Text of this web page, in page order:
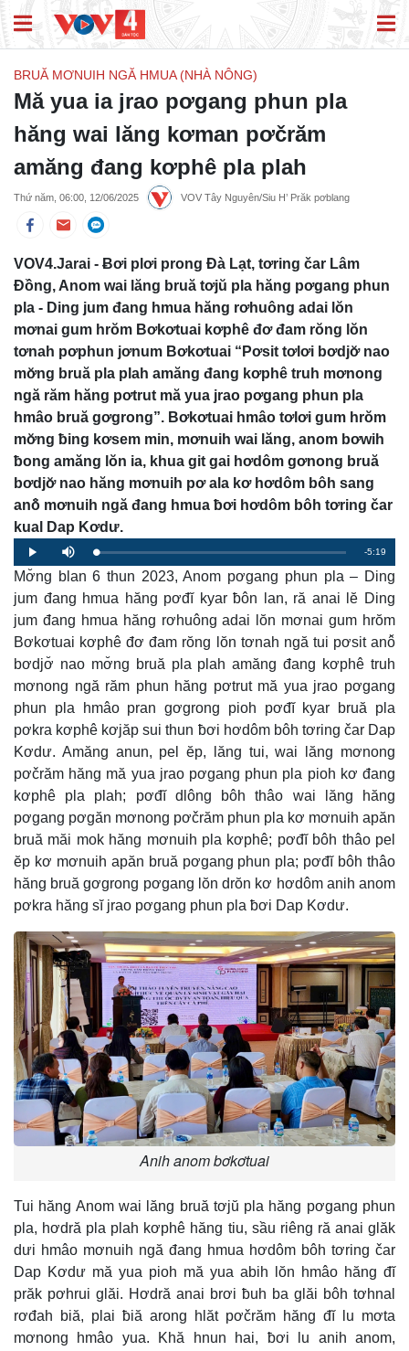
BRUĂ MƠNUIH NGĂ HMUA (NHÀ NÔNG)
Mă yua ia jrao pơgang phun pla
hăng wai lăng kơman pơčrăm
amăng đang kơphê pla plah
Thứ năm, 06:00, 12/06/2025 VOV Tây Nguyên/Siu H’ Prăk pơblang
VOV4.Jarai - Ƀơi plơi prong Đà Lạt, tơring čar Lâm
Đồng, Anom wai lăng bruă tơjŭ pla hăng pơgang phun
pla - Ding jum đang hmua hăng rơhuông adai lŏn
mơnai gum hrŏm Bơkơtuai kơphê đơ đam rŏng lŏn
tơnah pơphun jơnum Bơkơtuai “Pơsit tơlơi bơdjơ̆ nao
mơ̆ng bruă pla plah amăng đang kơphê truh mơnong
ngă răm hăng pơtrut mă yua jrao pơgang phun pla
hmâo bruă gơgrong”. Bơkơtuai hmâo tơlơi gum hrŏm
mơ̆ng ƀing kơsem min, mơnuih wai lăng, anom bơwih
ƀong amăng lŏn ia, khua git gai hơdôm gơnong bruă
bơdjơ̆ nao hăng mơnuih pơ ala kơ hơdôm bôh sang
anô̆ mơnuih ngă đang hmua ƀơi hơdôm bôh tơring čar
kual Dap Kơdư.
Play Mute Loaded:
0%
Progress:
0%
Remaining
Time
-5:19
Mơ̆ng blan 6 thun 2023, Anom pơgang phun pla – Ding
jum đang hmua hăng pơđĭ kyar ƀôn lan, ră anai lĕ Ding
jum đang hmua hăng rơhuông adai lŏn mơnai gum hrŏm
Bơkơtuai kơphê đơ đam rŏng lŏn tơnah ngă tui pơsit anô̆
bơdjơ̆ nao mơ̆ng bruă pla plah amăng đang kơphê truh
mơnong ngă răm phun hăng pơtrut mă yua jrao pơgang
phun pla hmâo pran gơgrong pioh pơđĭ kyar bruă pla
pơkra kơphê kơjăp sui thun ƀơi hơdôm bôh tơring čar Dap
Kơdư. Amăng anun, pel ĕp, lăng tui, wai lăng mơnong
pơčrăm hăng mă yua jrao pơgang phun pla pioh kơ đang
kơphê pla plah; pơđĭ dlông bôh thâo wai lăng hăng
pơgang pơgăn mơnong pơčrăm phun pla kơ mơnuih apăn
bruă măi mok hăng mơnuih pla kơphê; pơđĭ bôh thâo pel
ĕp kơ mơnuih apăn bruă pơgang phun pla; pơđĭ bôh thâo
hăng bruă gơgrong pơgang lŏn drŏn kơ hơdôm anih anom
pơkra hăng sĭ jrao pơgang phun pla ƀơi Dap Kơdư.
Anih anom bơkơtuai
Tui hăng Anom wai lăng bruă tơjŭ pla hăng pơgang phun
pla, hơdră pla plah kơphê hăng tiu, sầu riêng ră anai glăk
dưi hmâo mơnuih ngă đang hmua hơdôm bôh tơring čar
Dap Kơdư mă yua pioh mă yua abih lŏn hmâo hăng đĭ
prăk pơhrui glăi. Hơdră anai brơi ƀuh ba glăi bôh tơhnal
rơđah biă, plai ƀiă arong hlăt pơčrăm hăng đĭ lu mơta
mơnong hmâo yua. Khă hnun hai, ƀơi lu anih anom,